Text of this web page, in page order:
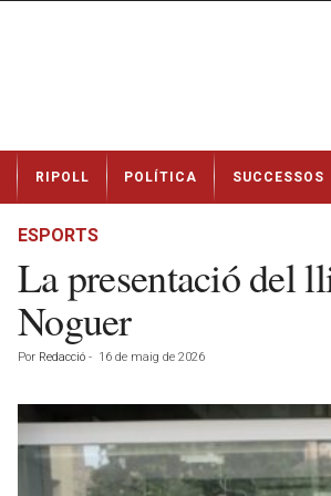
t
RIPOLL POLÍTICA SUCCESSOS
ESPORTS
La presentació del
Noguer
Por Redacció - 16 de maig de 2026